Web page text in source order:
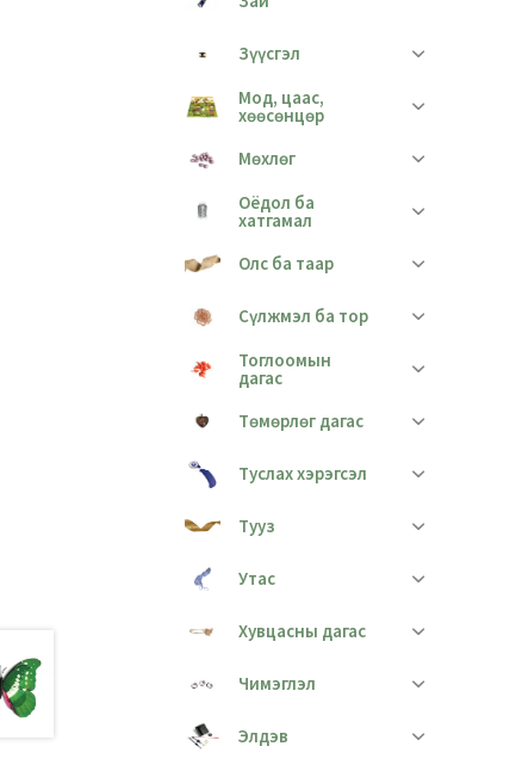
Зүүсгэл
Мод, цаас,
хөөсөнцөр
Мөхлөг
Оёдол ба
хатгамал
Олс ба таар
Сүлжмэл ба тор
Тоглоомын
дагас
Төмөрлөг дагас
Туслах хэрэгсэл
Тууз
Утас
Хувцасны дагас
Чимэглэл
Элдэв